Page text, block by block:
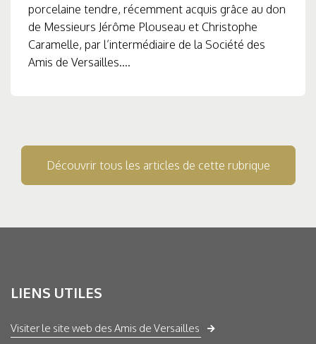
porcelaine tendre, récemment acquis grâce au don
de Messieurs Jérôme Plouseau et Christophe
Caramelle, par l’intermédiaire de la Société des
Amis de Versailles....
Découvrir tous les articles de cette rubrique
LIENS UTILES
Visiter le site web des Amis de Versailles